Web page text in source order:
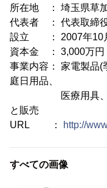
所在地 ： 埼玉県草
代表者 ： 代表取締
設立 ： 2007年10
資本金 ： 3,000万円
事業内容： 家電製品(
庭日用品、
医療用具、学用
と販売
URL ：
http://
すべての画像